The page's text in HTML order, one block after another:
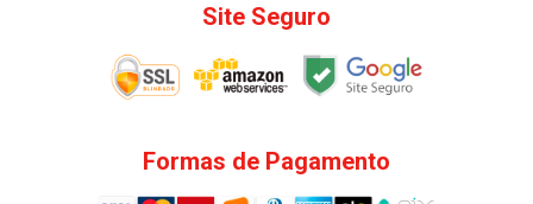
Site Seguro
Formas de Pagamento